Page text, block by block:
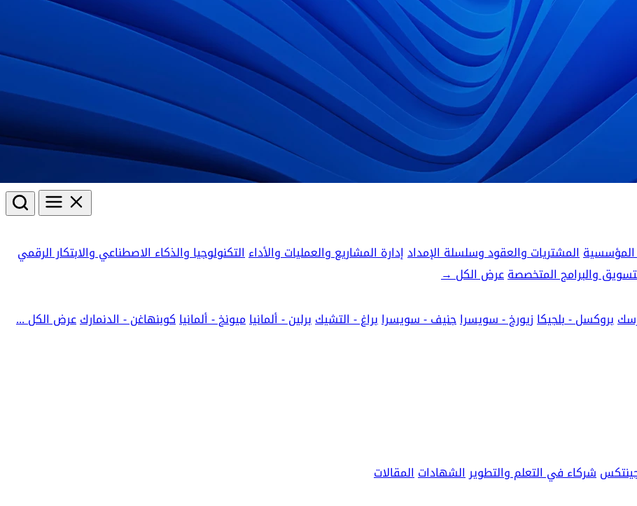
المؤسسيةالمشتريات والعقود وسلسلة الإمدادإدارة المشاريع والعمليات والأداءالتكنولوجيا والذكاء الاصطناعي والابتكار الرقمي
والبرامج المتخصصةعرض الكل→
بروكسل - بلجيكازيورخ - سويسراجنيف - سويسرابراغ - التشيكبرلين - ألمانياميونخ - ألمانياكوبنهاغن - الدنماركعرض الكل ...
شركاء في التعلم والتطويرالشهاداتالمقالات